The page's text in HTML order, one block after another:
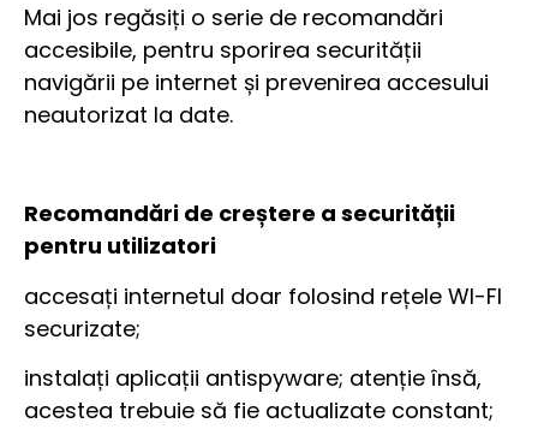
Mai jos regăsiți o serie de recomandări
accesibile, pentru sporirea securității
navigării pe internet și prevenirea accesului
neautorizat la date.
Recomandări de creștere a securității
pentru utilizatori
accesați internetul doar folosind rețele WI-FI
securizate;
instalați aplicații antispyware; atenție însă,
acestea trebuie să fie actualizate constant;